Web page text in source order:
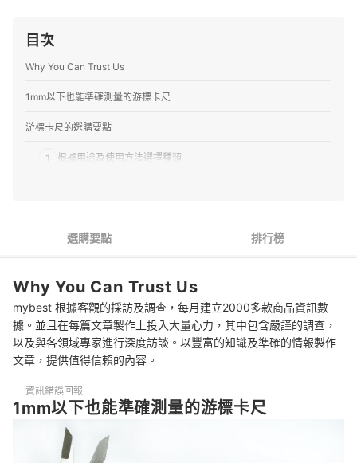
目次
Why You Can Trust Us
1mm以下也能準確測量的游標卡尺
游標卡尺的選購要點
1 根據用途及使用方法選擇種類
4 根據測量物體選擇材質
5 確認其他附加功能
6 考慮品牌信譽和自身預算
推薦11款游標卡尺人氣排行榜
專家精選2款人氣游標卡尺
專家解惑！選購游標卡尺的常見問題
Q：直尺可以替代游標卡尺的功能嗎？
選購要點 排行榜
Why You Can Trust Us
mybest 根據客觀的採訪及調查，每月建立2000多款商品資訊數
據。並且在每篇文章製作上投入大量心力，其中包含嚴謹的調查，
以及與各領域專家進行深度訪談。以豐富的知識及準確的情報製作
文章，提供值得信賴的內容。
資訊錯誤回報
1mm以下也能準確測量的游標卡尺